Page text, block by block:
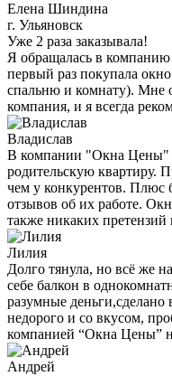
Елена Шиндина
г. Ульяновск
Уже 2 раза заказывала!
Я обращалась в
первый раз покупала
спальню и комнату). Мне
компания, и я всегда
Владислав
В компании "Окна Цены"
родительскую квартиру.
чем у конкурентов. Плюс
отзывов об их работе.
также никаких претензий
Лилия
Долго тянула, но всё же
себе балкон в
разумные деньги,сделано
недорого и со вкусом,
компанией “Окна Цены”
Андрей